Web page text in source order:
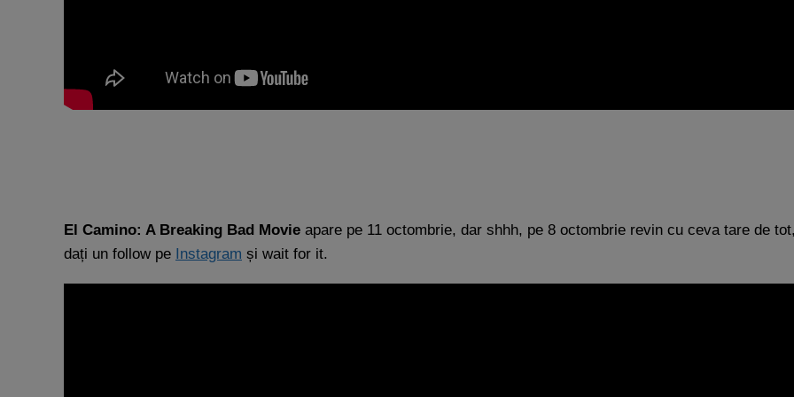
El Camino: A Breaking Bad Movie apare pe 11 octombrie, dar shhh, pe 8 octombrie revin cu ceva tare de
dați un follow pe Instagram și wait for it.